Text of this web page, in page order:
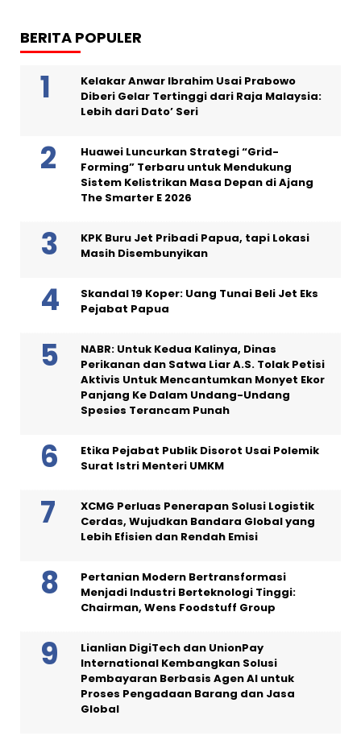
BERITA POPULER
Kelakar Anwar Ibrahim Usai Prabowo
Diberi Gelar Tertinggi dari Raja Malaysia:
Lebih dari Dato’ Seri
Huawei Luncurkan Strategi “Grid-
Forming” Terbaru untuk Mendukung
Sistem Kelistrikan Masa Depan di Ajang
The Smarter E 2026
KPK Buru Jet Pribadi Papua, tapi Lokasi
Masih Disembunyikan
Skandal 19 Koper: Uang Tunai Beli Jet Eks
Pejabat Papua
NABR: Untuk Kedua Kalinya, Dinas
Perikanan dan Satwa Liar A.S. Tolak Petisi
Aktivis Untuk Mencantumkan Monyet Ekor
Panjang Ke Dalam Undang-Undang
Spesies Terancam Punah
Etika Pejabat Publik Disorot Usai Polemik
Surat Istri Menteri UMKM
XCMG Perluas Penerapan Solusi Logistik
Cerdas, Wujudkan Bandara Global yang
Lebih Efisien dan Rendah Emisi
Pertanian Modern Bertransformasi
Menjadi Industri Berteknologi Tinggi:
Chairman, Wens Foodstuff Group
Lianlian DigiTech dan UnionPay
International Kembangkan Solusi
Pembayaran Berbasis Agen AI untuk
Proses Pengadaan Barang dan Jasa
Global